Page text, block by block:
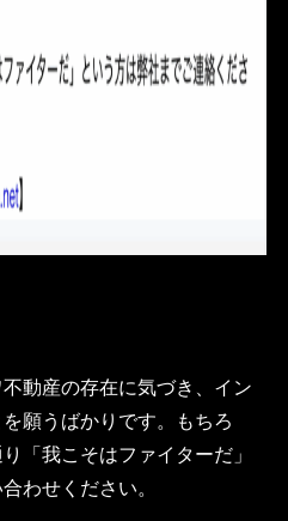
動産の存在に気づき、イン
願うばかりです。もちろ
「我こそはファイターだ」
わせください。